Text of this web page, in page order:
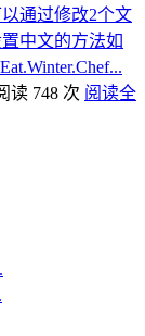
通过修改2个文
中文的方法如
读 748 次 阅读全